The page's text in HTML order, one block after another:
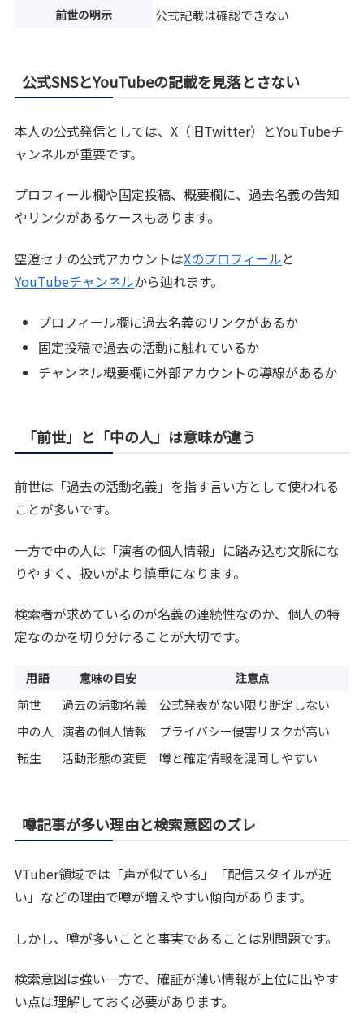
前世の明示 公式記載は確認できない
公式SNSとYouTubeの記載を見落とさない
本人の公式発信としては、X（旧Twitter）とYouTubeチ
ャンネルが重要です。
プロフィール欄や固定投稿、概要欄に、過去名義の告知
やリンクがあるケースもあります。
空澄セナの公式アカウントはXのプロフィールと
YouTubeチャンネルから辿れます。
プロフィール欄に過去名義のリンクがあるか
固定投稿で過去の活動に触れているか
チャンネル概要欄に外部アカウントの導線があるか
「前世」と「中の人」は意味が違う
前世は「過去の活動名義」を指す言い方として使われる
ことが多いです。
一方で中の人は「演者の個人情報」に踏み込む文脈にな
りやすく、扱いがより慎重になります。
検索者が求めているのが名義の連続性なのか、個人の特
定なのかを切り分けることが大切です。
用語 意味の目安 注意点
前世 過去の活動名義
公式発表がない限り断定しない
中の人 演者の個人情報
プライバシー侵害リスクが高い
転生
活動形態の変更 噂と確定情報を混同しやすい
噂記事が多い理由と検索意図のズレ
VTuber領域では「声が似ている」「配信スタイルが近
い」などの理由で噂が増えやすい傾向があります。
しかし、噂が多いことと事実であることは別問題です。
検索意図は強い一方で、確証が薄い情報が上位に出やす
い点は理解しておく必要があります。